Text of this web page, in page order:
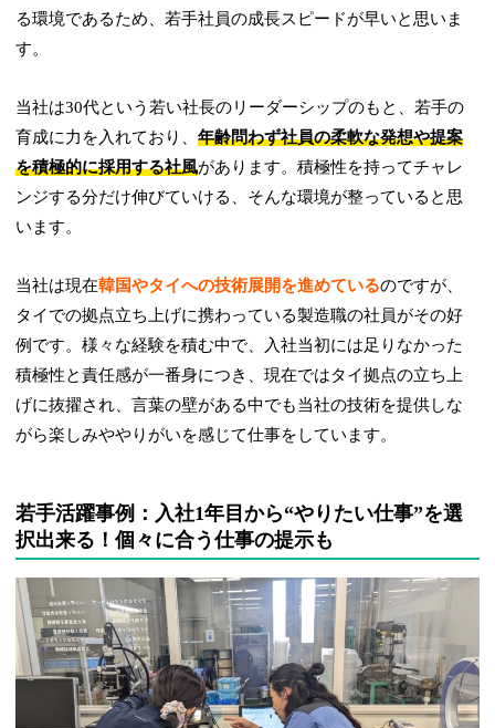
る環境であるため、若手社員の成長スピードが早いと思いま
す。
当社は30代という若い社長のリーダーシップのもと、若手の
育成に力を入れており、年齢問わず社員の柔軟な発想や提案
を積極的に採用する社風があります。積極性を持ってチャレ
ンジする分だけ伸びていける、そんな環境が整っていると思
います。
当社は現在韓国やタイへの技術展開を進めているのですが、
タイでの拠点立ち上げに携わっている製造職の社員がその好
例です。様々な経験を積む中で、入社当初には足りなかった
積極性と責任感が一番身につき、現在ではタイ拠点の立ち上
げに抜擢され、言葉の壁がある中でも当社の技術を提供しな
がら楽しみややりがいを感じて仕事をしています。
若手活躍事例：入社1年目から“やりたい仕事”を選
択出来る！個々に合う仕事の提示も